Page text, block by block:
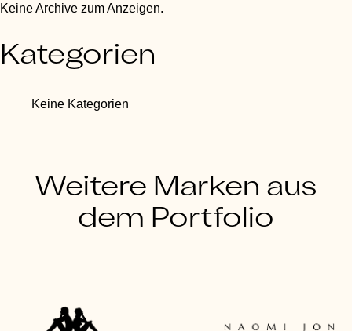
Keine Archive zum Anzeigen.
Kategorien
Keine Kategorien
Weitere Marken aus
dem Portfolio